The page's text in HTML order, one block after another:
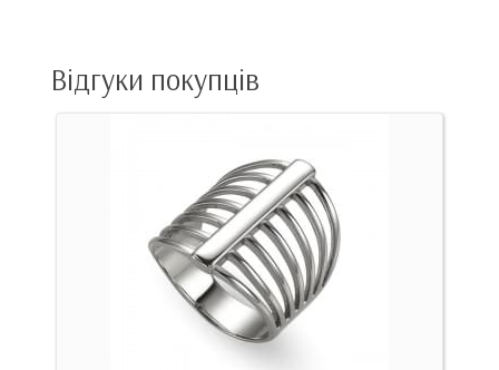
Відгуки покупців